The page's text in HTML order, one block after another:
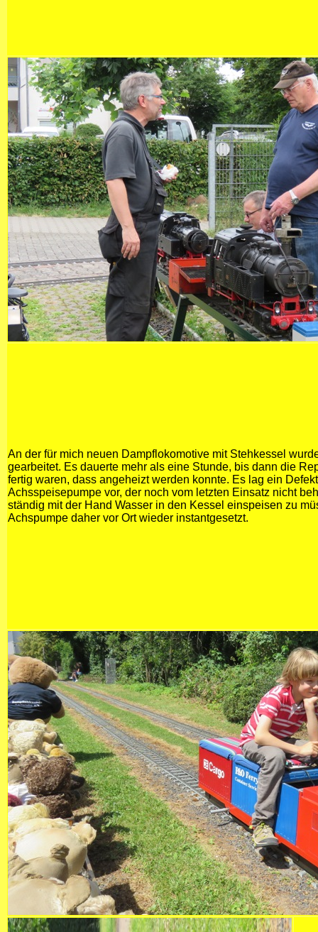
An der für mich neuen Dampflokomotive mit Stehkessel
gearbeitet. Es dauerte mehr als eine Stunde, bis dann die
fertig waren, dass angeheizt werden konnte. Es lag ein
Achsspeisepumpe vor, der noch vom letzten Einsatz nicht
ständig mit der Hand Wasser in den Kessel einspeisen zu
Achspumpe daher vor Ort wieder instantgesetzt.